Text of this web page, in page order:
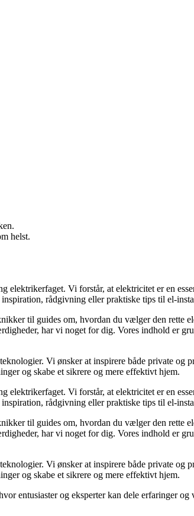
helst.
Vi forstår, at elektricitet er en
rådgivning eller praktiske tips til el-
til guides om, hvordan du vælger den rette
har vi noget for dig. Vores indhold er
Vi ønsker at inspirere både private
og skabe et sikrere og mere effektivt hjem.
Vi forstår, at elektricitet er en
rådgivning eller praktiske tips til el-
til guides om, hvordan du vælger den rette
har vi noget for dig. Vores indhold er
Vi ønsker at inspirere både private
og skabe et sikrere og mere effektivt hjem.
entusiaster og eksperter kan dele erfaringer